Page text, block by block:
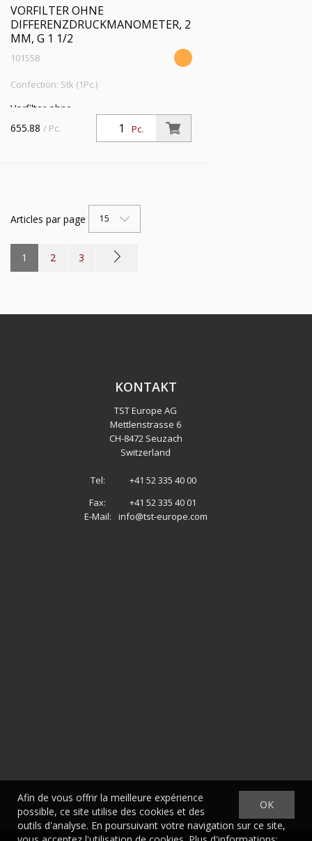
VORFILTER OHNE
DIFFERENZDRUCKMANOMETER, 2
ΜM, G 1 1/2
101558
Confection: Stk (1Pc.)
Vorfilter ohne
Differenzdruckmanometer, 2 µm, G 1
1/2, Eingangsdruck 4 - 16 bar, Mediums-
Pc.
655.88 / Pc.
Articles par page 15
1 2 3
KONTAKT
TST Europe AG
Mettlenstrasse 6
CH-8472 Seuzach
Switzerland
Tel:
+41 52 335 40 00
Fax:
+41 52 335 40 01
E-Mail:
info@tst-europe.com
OK
Afin de vous offrir la meilleure expérience
possible, ce site utilise des cookies et des
outils d'analyse. En poursuivant votre navigation sur ce site,